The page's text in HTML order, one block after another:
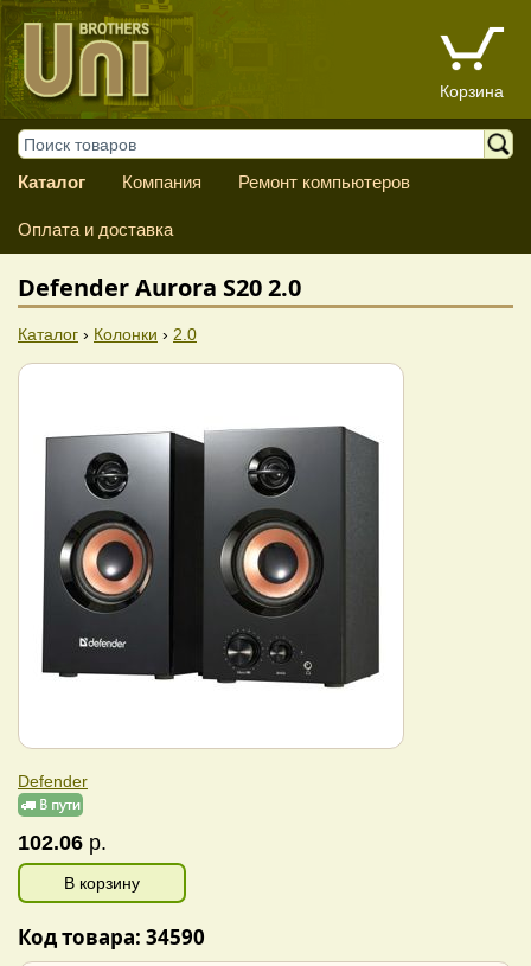
Корзина
Каталог Компания Ремонт компьютеров
Оплата и доставка
Defender Aurora S20 2.0
Каталог › Колонки › 2.0
Defender
102.06 р.
В корзину
Код товара: 34590